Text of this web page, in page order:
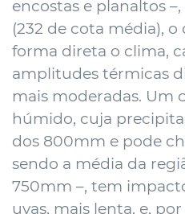
encostas e planaltos
(232 de cota média),
forma direta o clima,
amplitudes térmicas
mais moderadas. Um
húmido, cuja
dos 800mm e pode
sendo a média da
750mm –, tem
uvas, mais lenta, e,